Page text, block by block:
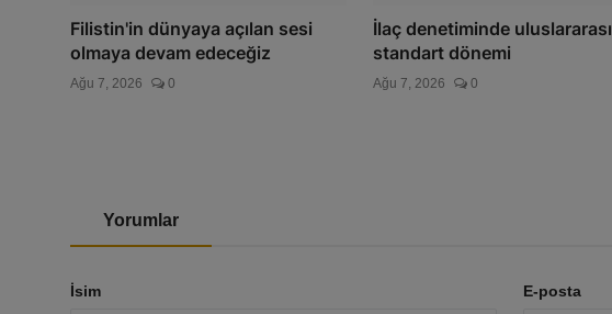
Filistin'in dünyaya açılan sesi
olmaya devam edeceğiz
Ağu 7, 2026 0
İlaç denetiminde uluslararası
standart dönemi
Ağu 7, 2026 0
Yorumlar
İsim E-posta